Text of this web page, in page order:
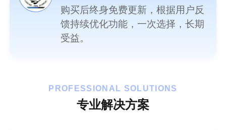
购买后终身免费更新，根据用户反
馈持续优化功能，一次选择，长期
受益。
PROFESSIONAL SOLUTIONS
专业解决方案